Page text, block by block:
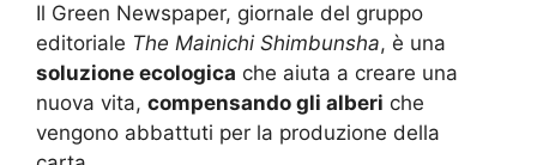
Il Green Newspaper, giornale del gruppo
editoriale The Mainichi Shimbunsha, è una
soluzione ecologica che aiuta a creare una
nuova vita, compensando gli alberi che
vengono abbattuti per la produzione della